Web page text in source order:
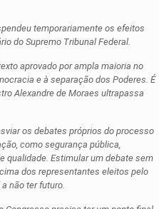
temporariamente os efeitos
do Supremo Tribunal Federal.
aprovado por ampla maioria no
e à separação dos Poderes. É
Alexandre de Moraes ultrapassa
os debates próprios do processo
como segurança pública,
qualidade. Estimular um debate sem
dos representantes eleitos pelo
não ter futuro.